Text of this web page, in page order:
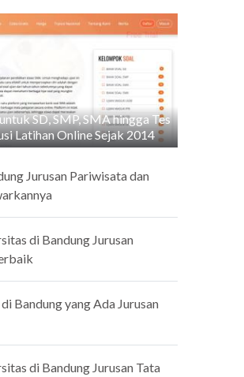
SD, SMP, SMA hingga Tes
Latihan Online Sejak 2014
Jurusan Pariwisata dan
di Bandung Jurusan
Bandung yang Ada Jurusan
di Bandung Jurusan Tata